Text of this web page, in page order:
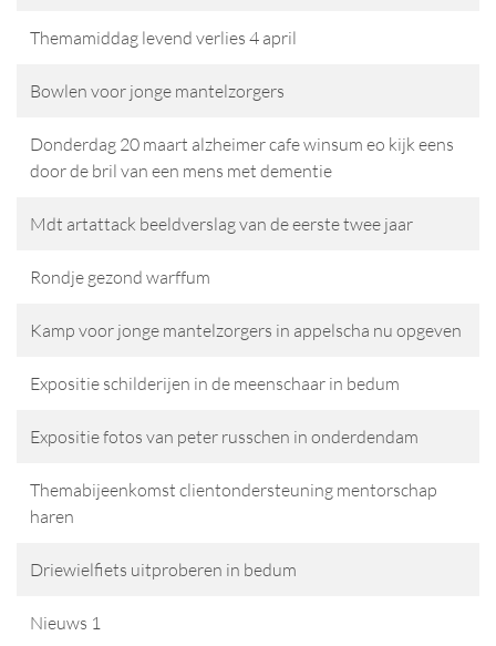
Themamiddag levend verlies 4 april
Bowlen voor jonge mantelzorgers
Donderdag 20 maart alzheimer cafe winsum eo kijk eens
door de bril van een mens met dementie
Mdt artattack beeldverslag van de eerste twee jaar
Rondje gezond warffum
Kamp voor jonge mantelzorgers in appelscha nu opgeven
Expositie schilderijen in de meenschaar in bedum
Expositie fotos van peter russchen in onderdendam
Themabijeenkomst clientondersteuning mentorschap
haren
Driewielfiets uitproberen in bedum
Nieuws 1